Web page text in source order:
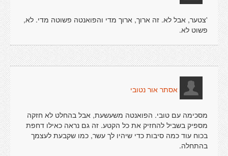
'צטער, אבל לא. זה ארוך, ארוך מדי והפואנטה פשוטה מדי. לא,
פשוט לא.
אסתר אור נטובי
מסכימה עם טובי. הפואנטה משעשעת, אבל בהחלט לא חזקה
מספיק בשביל להחזיק את כל הקטע. זה גם נראה כאילו דחפת
בכוח עוד כמה סיבות כדי שיהיו לך עשר, כמו שקבעת לעצמך
בהתחלה.